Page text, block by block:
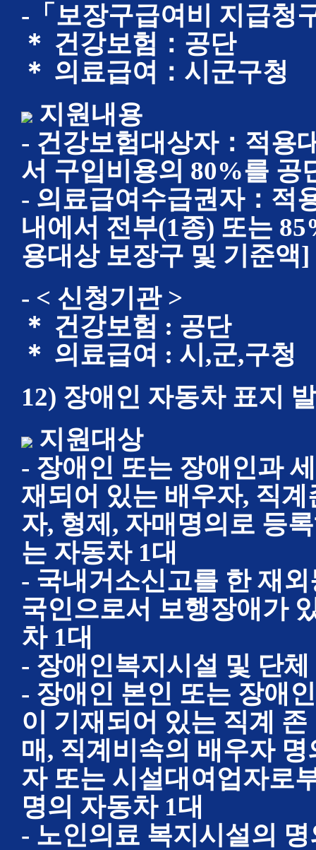
-「보장구급여비 지급청
＊ 건강보험：공단
＊ 의료급여：시군구청
지원내용
- 건강보험대상자：적용
서 구입비용의 80%를 공
- 의료급여수급권자：적
내에서 전부(1종) 또는
용대상 보장구 및 기준액]
- < 신청기관 >
＊ 건강보험 : 공단
＊ 의료급여 : 시,군,구청
12) 장애인 자동차 표지
지원대상
- 장애인 또는 장애인과
재되어 있는 배우자, 직
자, 형제, 자매명의로 등
는 자동차 1대
- 국내거소신고를 한 재
국인으로서 보행장애가
차 1대
- 장애인복지시설 및 단
- 장애인 본인 또는 장애
이 기재되어 있는 직계
매, 직계비속의 배우자
자 또는 시설대여업자로
명의 자동차 1대
- 노인의료 복지시설의